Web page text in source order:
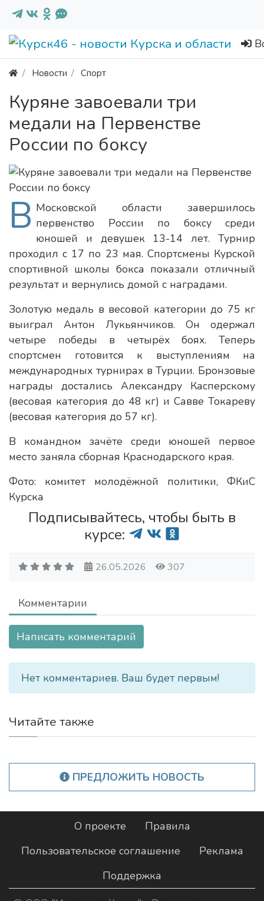
Новости Спорт
Куряне завоевали три
медали на Первенстве
России по боксу
В Московской области завершилось
первенство России по боксу среди
юношей и девушек 13-14 лет. Турнир
проходил с 17 по 23 мая. Спортсмены Курской
спортивной школы бокса показали отличный
результат и вернулись домой с наградами.
Золотую медаль в весовой категории до 75 кг
выиграл Антон Лукьянчиков. Он одержал
четыре победы в четырёх боях. Теперь
спортсмен готовится к выступлениям на
международных турнирах в Турции. Бронзовые
награды достались Александру Касперскому
(весовая категория до 48 кг) и Савве Токареву
(весовая категория до 57 кг).
В командном зачёте среди юношей первое
место заняла сборная Краснодарского края.
Фото: комитет молодёжной политики, ФКиС
Курска
Подписывайтесь, чтобы быть в
курсе:
26.05.2026 307
Комментарии
Написать комментарий
Нет комментариев. Ваш будет первым!
Читайте также
ПРЕДЛОЖИТЬ НОВОСТЬ
О проекте
Правила
Пользовательское соглашение
Реклама
Поддержка